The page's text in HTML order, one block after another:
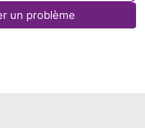
un problème